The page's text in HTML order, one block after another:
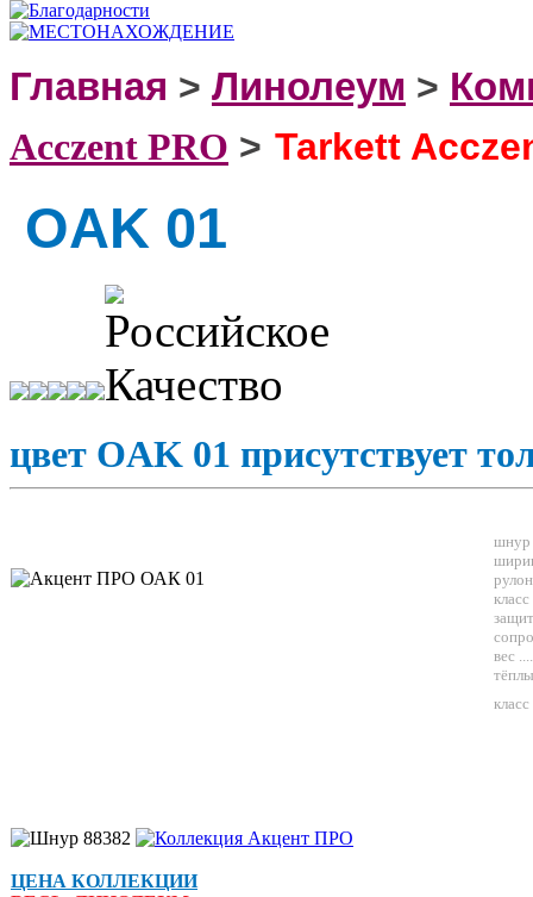
Главная > Линолеум >
Acczent PRO > Tarkett
OAK 01
цвет OAK 01 присутствует
ЦЕНА КОЛЛЕКЦИИ
вес